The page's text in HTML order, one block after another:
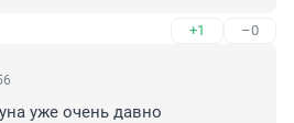
+1 –0
уже очень давно